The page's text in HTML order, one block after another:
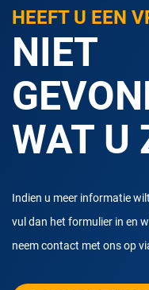
HEEFT U EEN
NIET
WAT U
Indien u meer informatie
vul dan het formulier in en
neem contact met ons op